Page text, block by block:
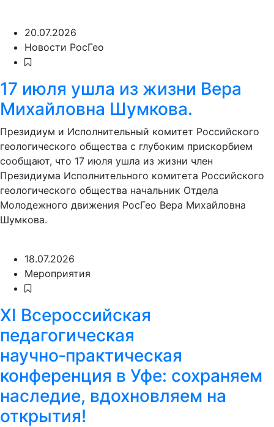
20.07.2026
Новости РосГео
17 июля ушла из жизни Вера
Михайловна Шумкова.
Президиум и Исполнительный комитет Российского
геологического общества с глубоким прискорбием
сообщают, что 17 июля ушла из жизни член
Президиума Исполнительного комитета Российского
геологического общества начальник Отдела
Молодежного движения РосГео Вера Михайловна
Шумкова.
18.07.2026
Мероприятия
XI Всероссийская
педагогическая
научно‑практическая
конференция в Уфе: сохраняем
наследие, вдохновляем на
открытия!